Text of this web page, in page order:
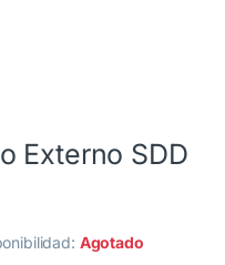
Externo SDD
Agotado